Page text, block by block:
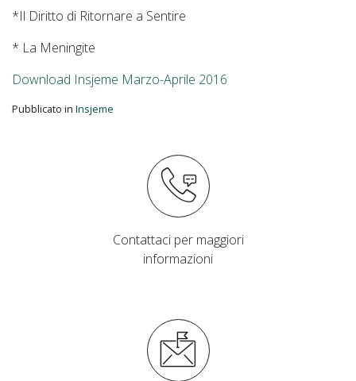
*Il Diritto di Ritornare a Sentire
* La Meningite
Download Insjeme Marzo-Aprile 2016
Pubblicato in Insjeme
Contattaci per maggiori
informazioni